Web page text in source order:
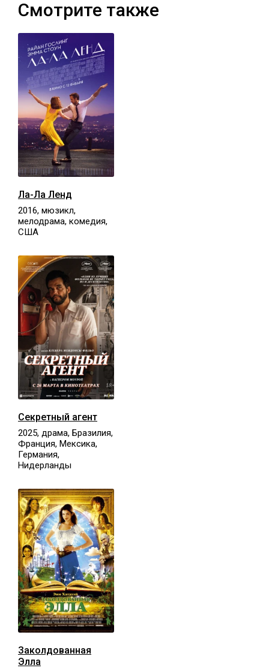
Смотрите также
Ла-Ла Ленд
2016, мюзикл,
мелодрама, комедия,
США
Секретный агент
2025, драма, Бразилия,
Франция, Мексика,
Германия,
Нидерланды
Заколдованная
Элла